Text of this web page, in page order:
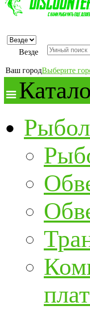
Везде
Ваш городВыберите